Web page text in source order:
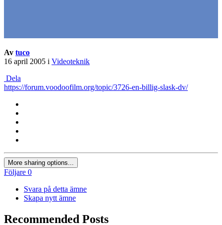
Av tuco
16 april 2005 i Videoteknik
Dela
https://forum.voodoofilm.org/topic/3726-en-billig-slask-dv/
More sharing options...
Följare 0
Svara på detta ämne
Skapa nytt ämne
Recommended Posts